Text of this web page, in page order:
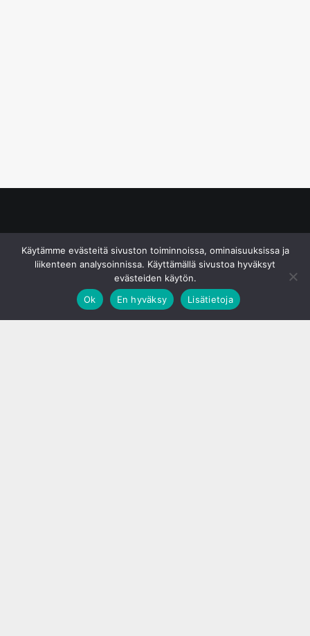
Käytämme evästeitä sivuston toiminnoissa, ominaisuuksissa ja
liikenteen analysoinnissa. Käyttämällä sivustoa hyväksyt
evästeiden käytön.
Ok
En hyväksy Lisätietoja